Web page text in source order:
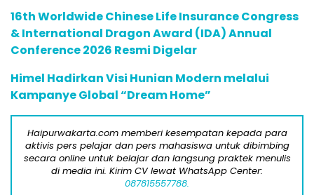
16th Worldwide Chinese Life Insurance Congress
& International Dragon Award (IDA) Annual
Conference 2026 Resmi Digelar
Himel Hadirkan Visi Hunian Modern melalui
Kampanye Global “Dream Home”
Haipurwakarta.com memberi kesempatan kepada para
aktivis pers pelajar dan pers mahasiswa untuk dibimbing
secara online untuk belajar dan langsung praktek menulis
di media ini. Kirim CV lewat WhatsApp Center:
087815557788.